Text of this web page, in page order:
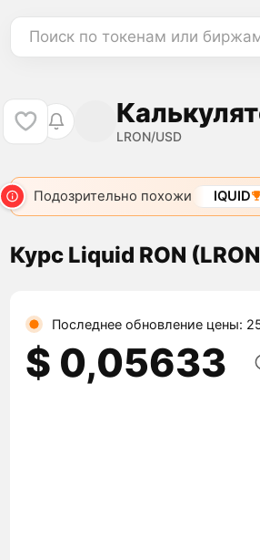
Поиск по токенам или
LRON/USD
Подозрительно похожи IQUID
Курс Liquid RON
Последнее обновление цены:
$ 0,05633